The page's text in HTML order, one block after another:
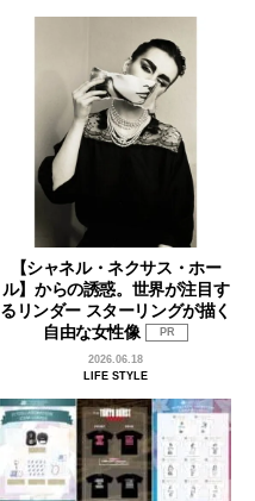
【シャネル・ネクサス・ホー
ル】からの誘惑。世界が注目す
るリンダー スターリングが描く
自由な女性像
PR
2026.06.18
LIFE STYLE